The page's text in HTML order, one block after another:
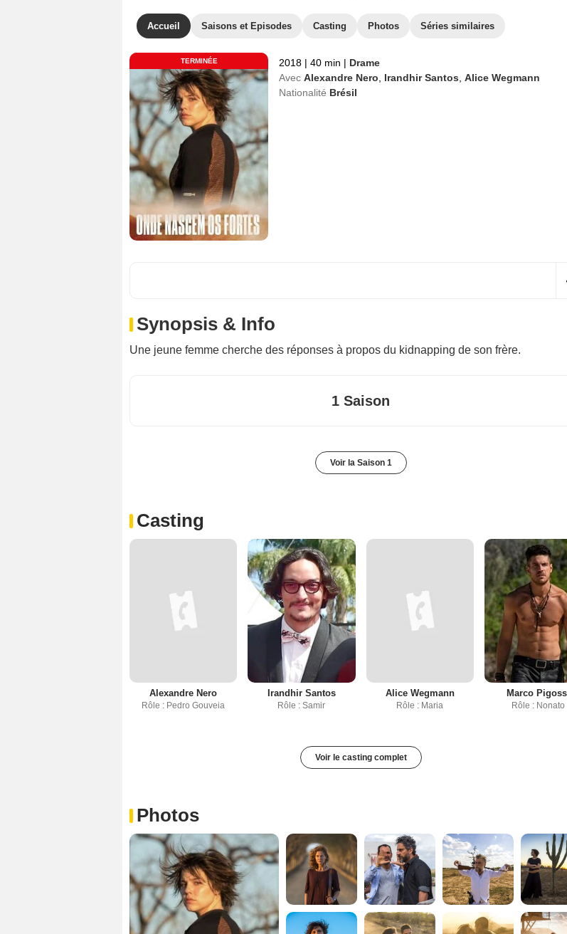
Accueil Saisons et Episodes Casting Photos Séries similaires
TERMINÉE 2018 | 40 min | Drame
Avec Alexandre Nero Irandhir Santos Alice Wegmann
Nationalité Brésil
Synopsis & Info
Une jeune femme cherche des réponses à propos du kidnapping de son frère.
1 Saison
Voir la Saison 1
Casting
Alexandre Nero
Rôle : Pedro Gouveia
Irandhir Santos
Rôle : Samir
Alice Wegmann
Rôle : Maria
Marco
Rôle : Nonato
Voir le casting complet
Photos